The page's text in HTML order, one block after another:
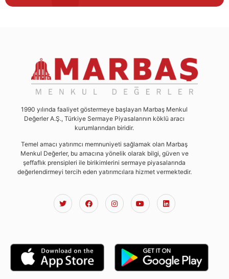
1990 yılında faaliyet göstermeye başlayan Marbaş Menkul
Değerler A.Ş., Türkiye Sermaye Piyasalarının köklü aracı
kurumlarından biridir.
Temel amacı yatırımcı memnuniyeti sağlamak olan Marbaş
Menkul Değerler, bu amacına yönelik olarak bilgi, güven ve
şeffaflık prensipleri ile birikimlerini sermaye piyasalarında
değerlendirmeyi tercih eden yatırımcılara hizmet vermektedir.